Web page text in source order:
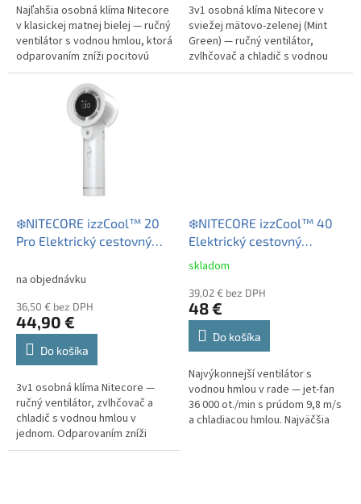
Najľahšia osobná klíma Nitecore
v klasickej matnej bielej — ručný
ventilátor s vodnou hmlou, ktorá
odparovaním zníži pocitovú
teplotu až o 16 °C. Prúd vzduchu
8,6 m/s ako pri...
3v1 osobná klíma Nitecore v
sviežej mätovo-zelenej (Mint
Green) — ručný ventilátor,
zvlhčovač a chladič s vodnou
hmlou v jednom. Odparovaním
❄️NITECORE izzCool™ 20
Pro Elektrický cestovný
na objednávku
36,50 € bez DPH
44,90 €
Do košíka
3v1 osobná klíma Nitecore —
ručný ventilátor, zvlhčovač a
chladič s vodnou hmlou v
jednom. Odparovaním zníži
pocitovú teplotu až o 16 °C, váži
❄️NITECORE izzCool™ 40
Elektrický cestovný
ventilátor s vodnou hmlou
Priemerné
produktu
je
4,2
hviezdičiek.
skladom
39,02 € bez DPH
48 €
Do košíka
Najvýkonnejší ventilátor s
vodnou hmlou v rade — jet-fan
36 000 ot./min s prúdom 9,8 m/s
a chladiacou hmlou. Najväčšia